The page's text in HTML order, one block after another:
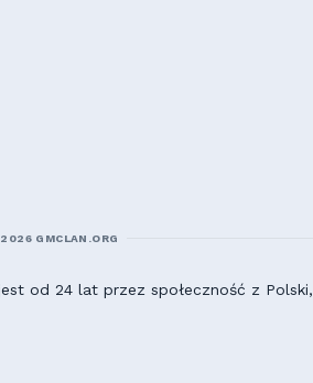
GMCLAN.ORG
od 24 lat przez społeczność z Polski,